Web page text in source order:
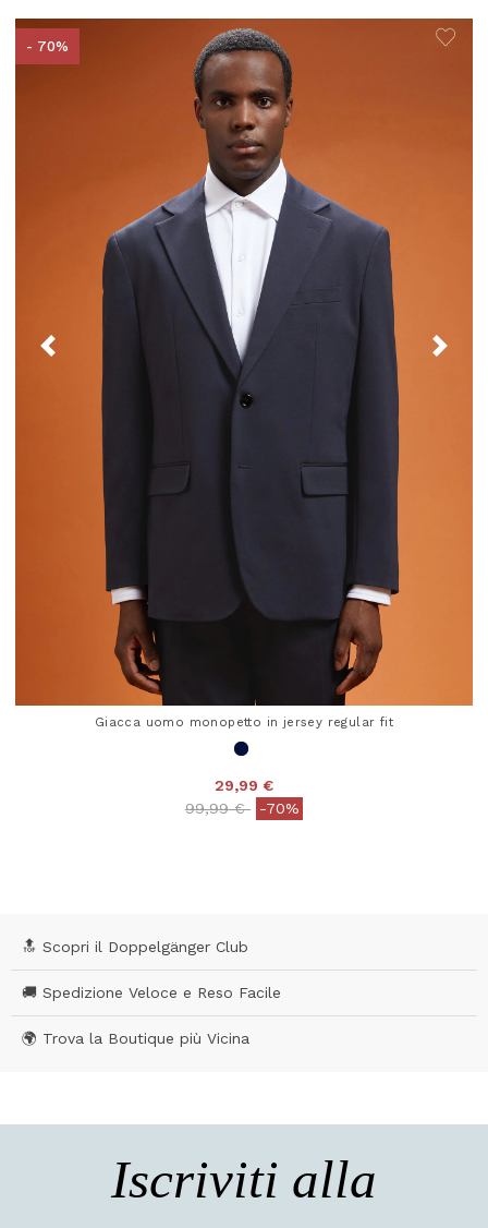
- 70%
Giacca uomo monopetto in jersey regular fit
29,99 €
Price reduced from
99,99 €to-70%
🔝 Scopri il Doppelgänger Club
🚚 Spedizione Veloce e Reso Facile
🌍 Trova la Boutique più Vicina
Iscriviti alla